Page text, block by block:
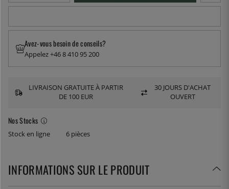
Nos Stocks
Stock en ligne 6 pièces
Avez-vous besoin de conseils?
Appelez +46 8 410 95 200
LIVRAISON GRATUITE À PARTIR
DE 100 EUR
30 JOURS D'ACHAT
OUVERT
INFORMATIONS SUR LE PRODUIT